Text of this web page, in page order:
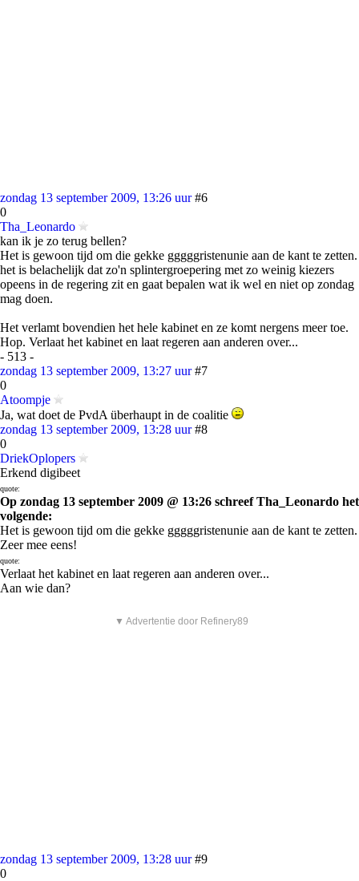
zondag 13 september 2009, 13:26 uur #6
0
Tha_Leonardo
kan ik je zo terug bellen?
Het is gewoon tijd om die gekke gggggristenunie aan de kant te zetten.
het is belachelijk dat zo'n splintergroepering met zo weinig kiezers
opeens in de regering zit en gaat bepalen wat ik wel en niet op zondag
mag doen.
Het verlamt bovendien het hele kabinet en ze komt nergens meer toe.
Hop. Verlaat het kabinet en laat regeren aan anderen over...
- 513 -
zondag 13 september 2009, 13:27 uur #7
0
Atoompje
Ja, wat doet de PvdA überhaupt in de coalitie
zondag 13 september 2009, 13:28 uur #8
0
DriekOplopers
Erkend digibeet
quote:
Op zondag 13 september 2009 @ 13:26 schreef Tha_Leonardo het
volgende:
Het is gewoon tijd om die gekke gggggristenunie aan de kant te zetten.
Zeer mee eens!
quote:
Verlaat het kabinet en laat regeren aan anderen over...
Aan wie dan?
▼ Advertentie door Refinery89
zondag 13 september 2009, 13:28 uur #9
0